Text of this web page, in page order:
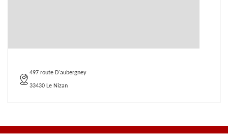
497 route D'aubergney
33430 Le Nizan